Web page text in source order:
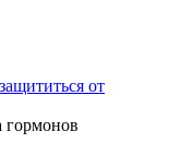
от
гормонов